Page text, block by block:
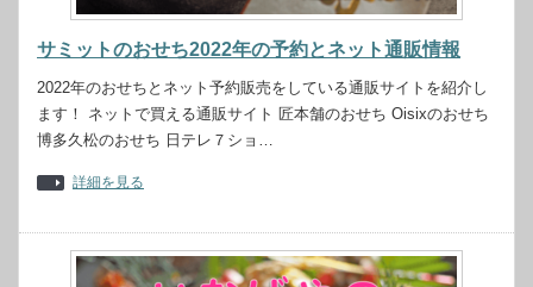
サミットのおせち2022年の予約とネット通販情報
2022年のおせちとネット予約販売をしている通販サイトを紹介し
ます！ ネットで買える通販サイト 匠本舗のおせち Oisixのおせち
博多久松のおせち 日テレ７ショ…
詳細を見る